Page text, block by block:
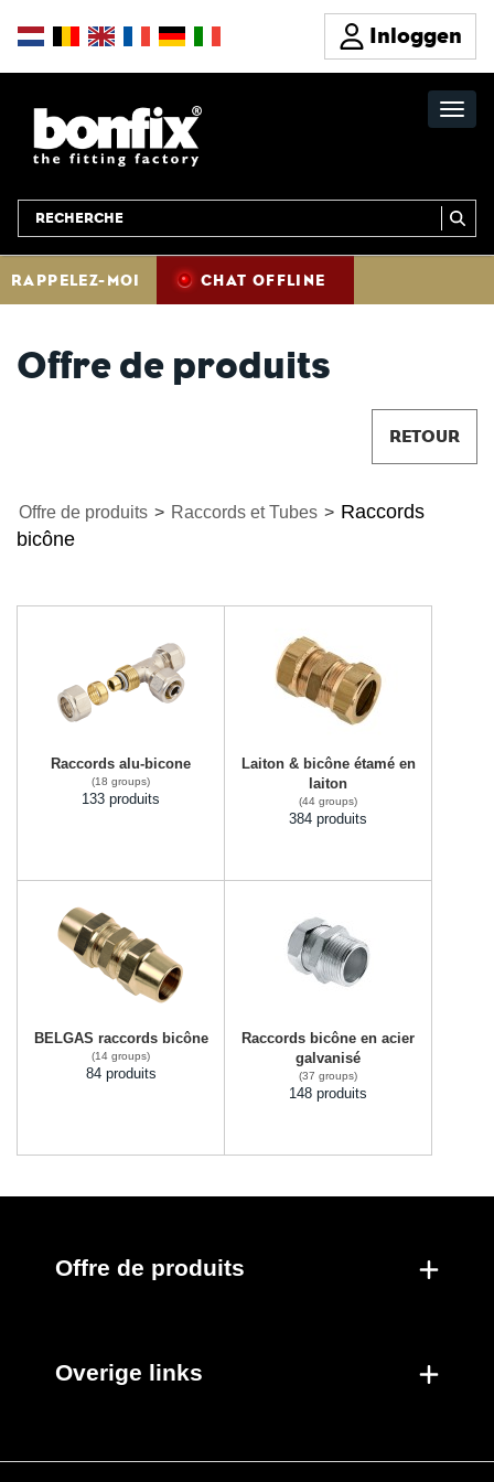
Inloggen
RAPPELEZ-MOI CHAT OFFLINE
Offre de produits
RETOUR
Offre de produits > Raccords et Tubes > Raccords
bicône
Raccords alu-bicone
(18 groups)
133 produits
Laiton & bicône étamé en
laiton
(44 groups)
384 produits
BELGAS raccords bicône
(14 groups)
84 produits
Raccords bicône en acier
galvanisé
(37 groups)
148 produits
Offre de produits
Overige links